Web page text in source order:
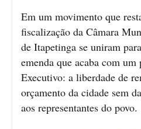
Em um movimento que
fiscalização da Câmara
de Itapetinga se uniram
emenda que acaba com
Executivo: a liberdade de
orçamento da cidade sem
aos representantes do povo.